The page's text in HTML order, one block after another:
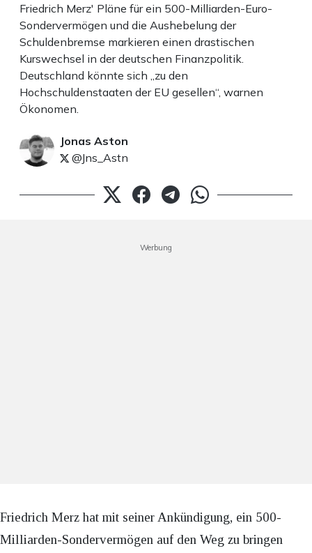
Friedrich Merz' Pläne für ein 500-Milliarden-Euro-
Sondervermögen und die Aushebelung der
Schuldenbremse markieren einen drastischen
Kurswechsel in der deutschen Finanzpolitik.
Deutschland könnte sich „zu den
Hochschuldenstaaten der EU gesellen“, warnen
Ökonomen.
Jonas Aston
@Jns_Astn
Werbung
Friedrich Merz hat mit seiner Ankündigung, ein 500-
Milliarden-Sondervermögen auf den Weg zu bringen